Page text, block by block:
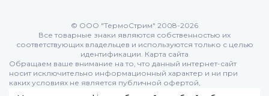
Комплект коаксиальный Ferroli 60/100
Комплект коаксиальный Ferroli 80/125
© ООО "ТермоСтрим" 2008-2026
Все товарные знаки являются собственностью их
соответствующих владельцев и используются только с целью
идентификации. Карта сайта
Обращаем ваше внимание на то, что данный интернет-сайт
носит исключительно информационный характер и ни при
каких условиях не является публичной офертой,